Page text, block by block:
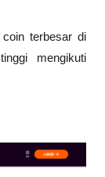
terbesar di
mengikuti